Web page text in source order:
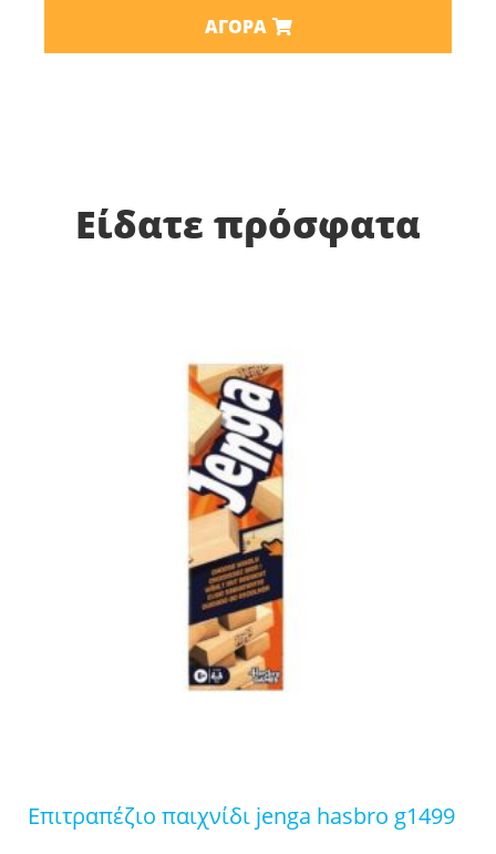
ΑΓΟΡΆ
Είδατε πρόσφατα
επιτραπέζιο παιχνίδι jenga hasbro g1499